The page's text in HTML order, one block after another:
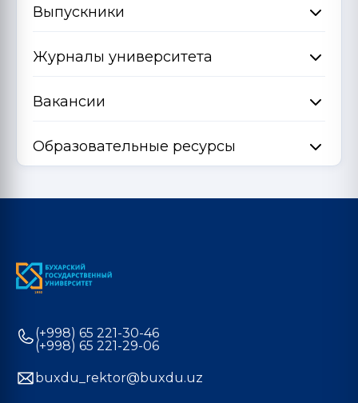
Выпускники
Журналы университета
Вакансии
Образовательные ресурсы
(+998) 65 221-30-46
(+998) 65 221-29-06
buxdu_rektor@buxdu.uz